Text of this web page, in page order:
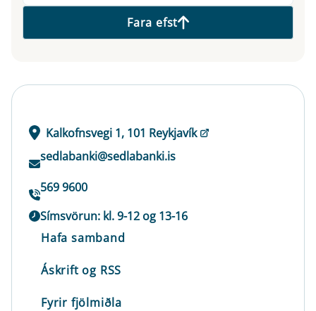
Fara efst
Kalkofnsvegi 1, 101 Reykjavík
sedlabanki@sedlabanki.is
569 9600
Símsvörun: kl. 9-12 og 13-16
Hafa samband
Áskrift og RSS
Fyrir fjölmiðla